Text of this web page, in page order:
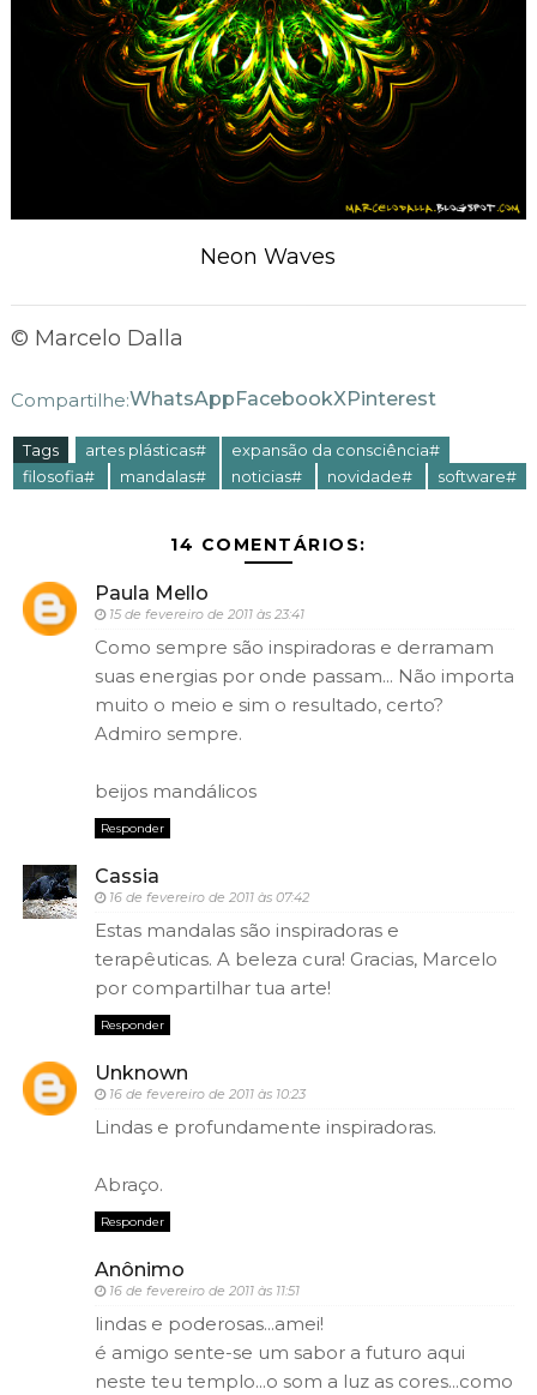
Neon Waves
© Marcelo Dalla
Compartilhe:WhatsAppFacebookXPinterest
Tags artes plásticas#
expansão da consciência#
filosofia#
mandalas# noticias# novidade# software#
14 COMENTÁRIOS:
Paula Mello
15 de fevereiro de 2011 às 23:41
Como sempre são inspiradoras e derramam
suas energias por onde passam... Não importa
muito o meio e sim o resultado, certo?
Admiro sempre.
beijos mandálicos
Responder
Cassia
16 de fevereiro de 2011 às 07:42
Estas mandalas são inspiradoras e
terapêuticas. A beleza cura! Gracias, Marcelo
por compartilhar tua arte!
Responder
Unknown
16 de fevereiro de 2011 às 10:23
Lindas e profundamente inspiradoras.
Abraço.
Responder
Anônimo
16 de fevereiro de 2011 às 11:51
lindas e poderosas...amei!
é amigo sente-se um sabor a futuro aqui
neste teu templo...o som a luz as cores...como